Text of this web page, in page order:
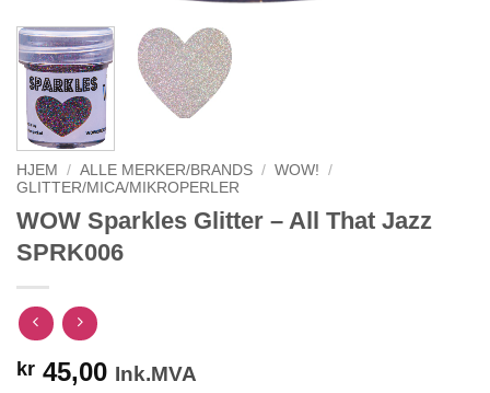
HJEM / ALLE MERKER/BRANDS / WOW!
/
GLITTER/MICA/MIKROPERLER
WOW Sparkles Glitter – All That Jazz
SPRK006
kr 45,00 Ink.MVA